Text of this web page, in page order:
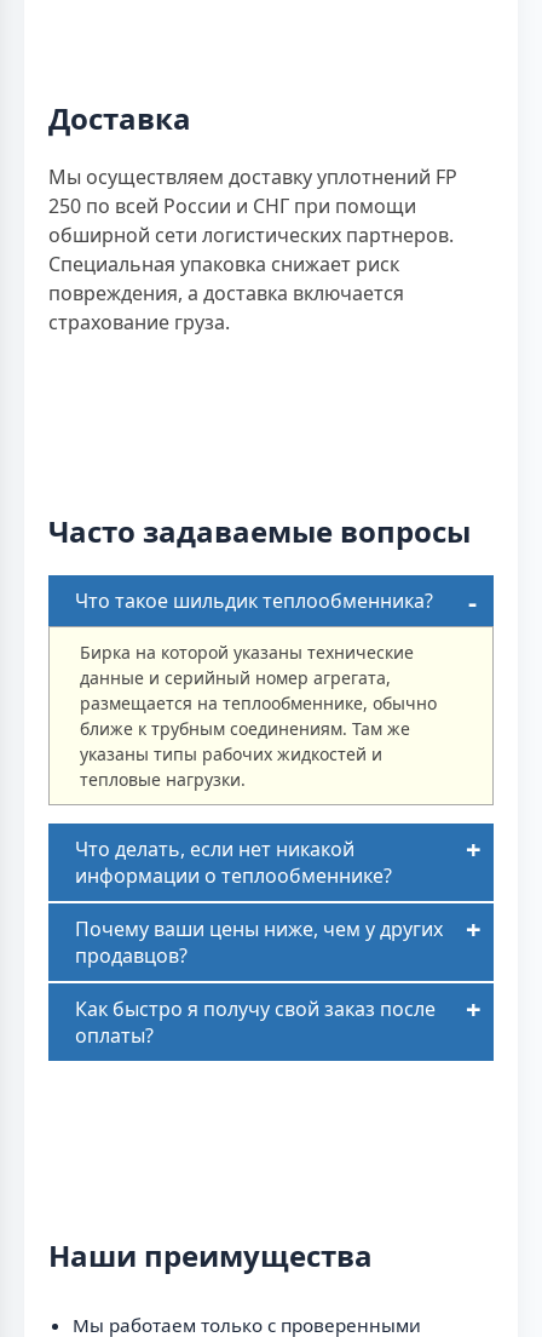
Доставка
Мы осуществляем доставку уплотнений FP
250 по всей России и СНГ при помощи
обширной сети логистических партнеров.
Специальная упаковка снижает риск
повреждения, а доставка включается
страхование груза.
Часто задаваемые вопросы
Что такое шильдик теплообменника?
Бирка на которой указаны технические
данные и серийный номер агрегата,
размещается на теплообменнике, обычно
ближе к трубным соединениям. Там же
указаны типы рабочих жидкостей и
тепловые нагрузки.
Что делать, если нет никакой
информации о теплообменнике?
Почему ваши цены ниже, чем у других
продавцов?
Как быстро я получу свой заказ после
оплаты?
Наши преимущества
Мы работаем только с проверенными